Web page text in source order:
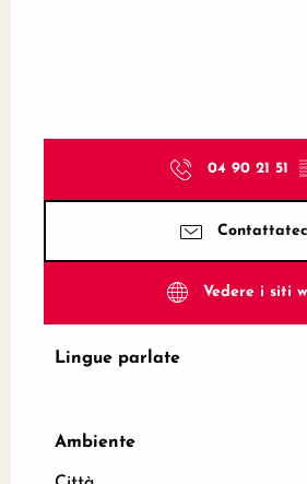
04 90 21 51
Vedere i siti
Lingue parlate
Lingue parlate
Ambiente
Ambiente